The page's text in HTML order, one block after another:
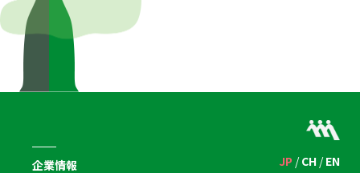
JP CH EN
企業情報